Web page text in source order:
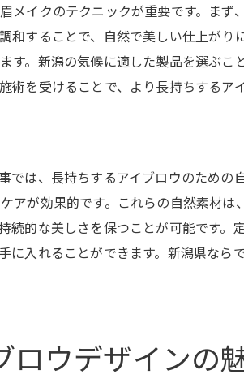
と最新トレンドが融合するアイブロウ
がもたらすモダンな眉デザイン
史に根ざした最新トレンド
差する独自の美しさ
つ新潟の文化と技術の結晶
が育む眉の美しさ
の技術がもたらす長持ち眉
イクのテクニックが重要です。ま
することで、自然で美しい仕上が
。新潟の気候に適した製品を選ぶ
を受けることで、より長持ちするア
は、長持ちするアイブロウのための
が効果的です。これらの自然素材
的な美しさを保つことが可能です
入れることができます。新潟県な
ロウデザインの